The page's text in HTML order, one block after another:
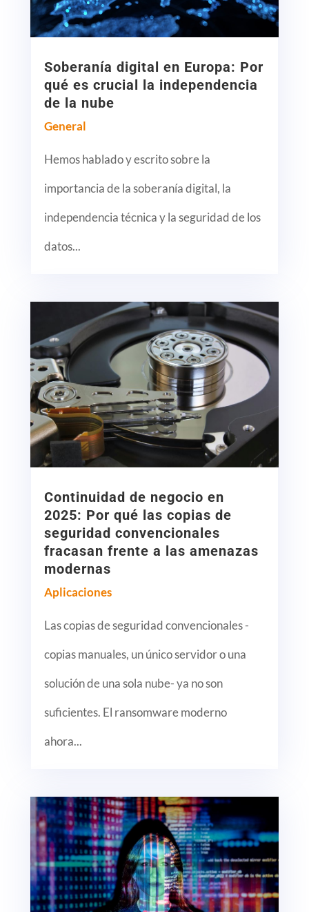
Soberanía digital en Europa: Por
qué es crucial la independencia
de la nube
General
Hemos hablado y escrito sobre la
importancia de la soberanía digital, la
independencia técnica y la seguridad de los
datos...
Continuidad de negocio en
2025: Por qué las copias de
seguridad convencionales
fracasan frente a las amenazas
modernas
Aplicaciones
Las copias de seguridad convencionales -
copias manuales, un único servidor o una
solución de una sola nube- ya no son
suficientes. El ransomware moderno
ahora...